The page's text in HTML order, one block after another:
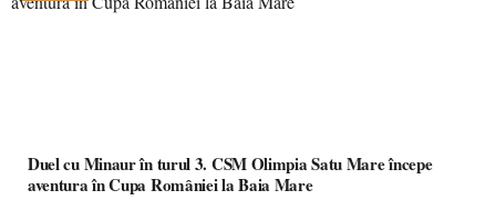
Duel cu Minaur în turul 3. CSM Olimpia Satu Mare începe
aventura în Cupa României la Baia Mare